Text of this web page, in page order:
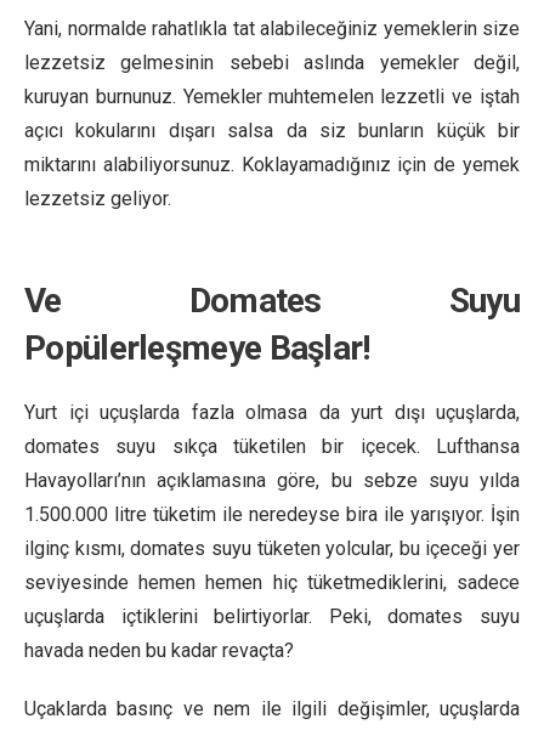
Yani, normalde rahatlıkla tat alabileceğiniz yemeklerin size
lezzetsiz gelmesinin sebebi aslında yemekler değil,
kuruyan burnunuz. Yemekler muhtemelen lezzetli ve iştah
açıcı kokularını dışarı salsa da siz bunların küçük bir
miktarını alabiliyorsunuz. Koklayamadığınız için de yemek
lezzetsiz geliyor.
Ve Domates Suyu
Popülerleşmeye Başlar!
Yurt içi uçuşlarda fazla olmasa da yurt dışı uçuşlarda,
domates suyu sıkça tüketilen bir içecek. Lufthansa
Havayolları’nın açıklamasına göre, bu sebze suyu yılda
1.500.000 litre tüketim ile neredeyse bira ile yarışıyor. İşin
ilginç kısmı, domates suyu tüketen yolcular, bu içeceği yer
seviyesinde hemen hemen hiç tüketmediklerini, sadece
uçuşlarda içtiklerini belirtiyorlar. Peki, domates suyu
havada neden bu kadar revaçta?
Uçaklarda basınç ve nem ile ilgili değişimler, uçuşlarda